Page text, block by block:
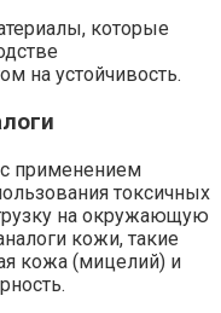
которые
на устойчивость.
с применением
токсичных
на окружающую
кожи, такие
кожа (мицелий) и